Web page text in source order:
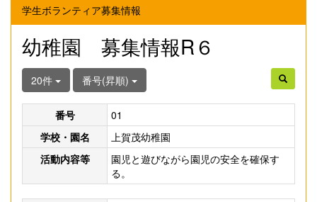
学生ボランティア募集情報
幼稚園 募集情報R６
20件 番号(昇順)
番号
01
学校・園名
上賀茂幼稚園
活動内容等
園児と遊びながら園児の安全を確保す
る。